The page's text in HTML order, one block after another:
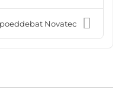
Novatec